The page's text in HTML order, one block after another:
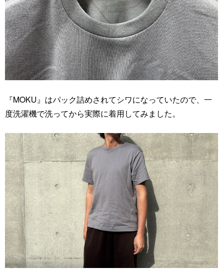
『MOKU』はパック詰めされてシワになっていたので、一
度洗濯機で洗ってから実際に着用してみました。